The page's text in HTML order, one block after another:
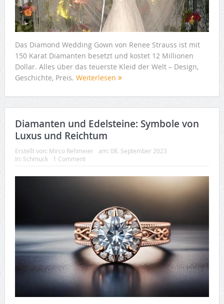
Das Diamond Wedding Gown von Renee Strauss ist mit
150 Karat Diamanten besetzt und kostet 12 Millionen
Dollar. Alles über das teuerste Kleid der Welt – Design,
Geschichte, Preis. Weiterlesen
Diamanten und Edelsteine: Symbole von
Luxus und Reichtum
Erstellt von: Mirco Rehmeier am: 08. September 2023
In: Schmuck 1 Comment